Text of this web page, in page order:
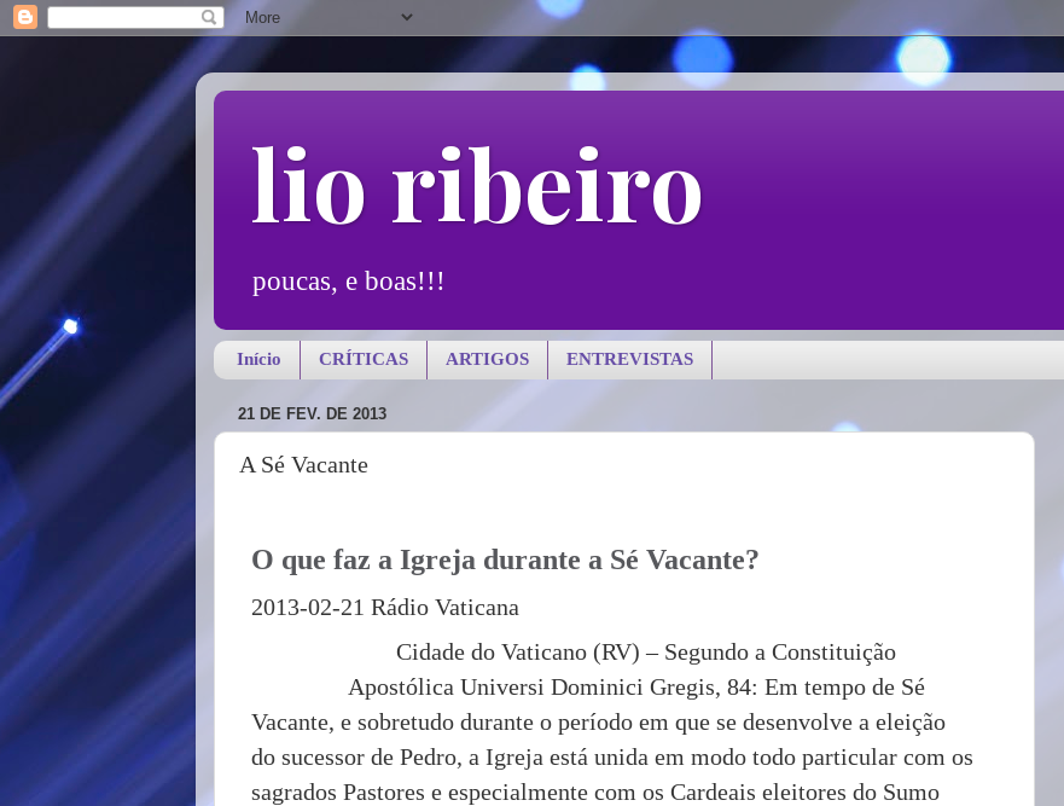
lio ribeiro
poucas, e boas!!!
Início CRÍTICAS ARTIGOS ENTREVISTAS
21 DE FEV. DE 2013
A Sé Vacante
O que faz a Igreja durante a Sé Vacante?
2013-02-21 Rádio Vaticana
Cidade do Vaticano (RV) – Segundo a Constituição
Apostólica Universi Dominici Gregis, 84: Em tempo de Sé
Vacante, e sobretudo durante o período em que se desenvolve a eleição
do sucessor de Pedro, a Igreja está unida em modo todo particular com os
sagrados Pastores e especialmente com os Cardeais eleitores do Sumo